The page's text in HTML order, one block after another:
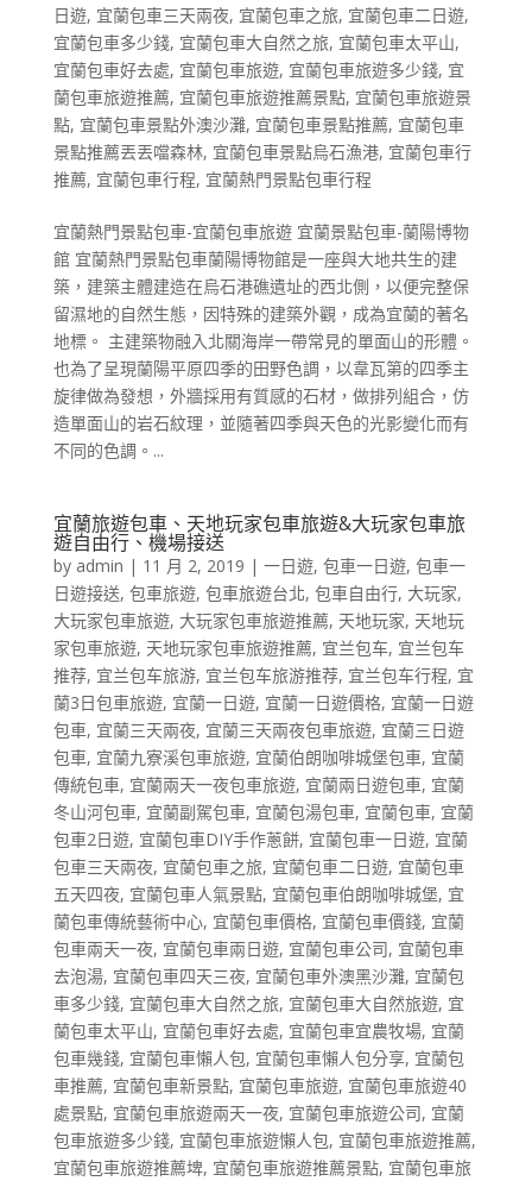
日遊, 宜蘭包車三天兩夜, 宜蘭包車之旅, 宜蘭包車二日遊,
宜蘭包車多少錢, 宜蘭包車大自然之旅, 宜蘭包車太平山,
宜蘭包車好去處, 宜蘭包車旅遊, 宜蘭包車旅遊多少錢, 宜
蘭包車旅遊推薦, 宜蘭包車旅遊推薦景點, 宜蘭包車旅遊景
點, 宜蘭包車景點外澳沙灘, 宜蘭包車景點推薦, 宜蘭包車
景點推薦丟丟噹森林, 宜蘭包車景點烏石漁港, 宜蘭包車行
推薦, 宜蘭包車行程, 宜蘭熱門景點包車行程
宜蘭熱門景點包車-宜蘭包車旅遊 宜蘭景點包車-蘭陽博物
館 宜蘭熱門景點包車蘭陽博物館是一座與大地共生的建
築，建築主體建造在烏石港礁遺址的西北側，以便完整保
留濕地的自然生態，因特殊的建築外觀，成為宜蘭的著名
地標。 主建築物融入北關海岸一帶常見的單面山的形體。
也為了呈現蘭陽平原四季的田野色調，以韋瓦第的四季主
旋律做為發想，外牆採用有質感的石材，做排列組合，仿
造單面山的岩石紋理，並隨著四季與天色的光影變化而有
不同的色調。...
宜蘭旅遊包車、天地玩家包車旅遊&大玩家包車旅
遊自由行、機場接送
by admin | 11 月 2, 2019 | 一日遊, 包車一日遊, 包車一
日遊接送, 包車旅遊, 包車旅遊台北, 包車自由行, 大玩家,
大玩家包車旅遊, 大玩家包車旅遊推薦, 天地玩家, 天地玩
家包車旅遊, 天地玩家包車旅遊推薦, 宜兰包车, 宜兰包车
推荐, 宜兰包车旅游, 宜兰包车旅游推荐, 宜兰包车行程, 宜
蘭3日包車旅遊, 宜蘭一日遊, 宜蘭一日遊價格, 宜蘭一日遊
包車, 宜蘭三天兩夜, 宜蘭三天兩夜包車旅遊, 宜蘭三日遊
包車, 宜蘭九寮溪包車旅遊, 宜蘭伯朗咖啡城堡包車, 宜蘭
傳統包車, 宜蘭兩天一夜包車旅遊, 宜蘭兩日遊包車, 宜蘭
冬山河包車, 宜蘭副駕包車, 宜蘭包湯包車, 宜蘭包車, 宜蘭
包車2日遊, 宜蘭包車DIY手作蔥餅, 宜蘭包車一日遊, 宜蘭
包車三天兩夜, 宜蘭包車之旅, 宜蘭包車二日遊, 宜蘭包車
五天四夜, 宜蘭包車人氣景點, 宜蘭包車伯朗咖啡城堡, 宜
蘭包車傳統藝術中心, 宜蘭包車價格, 宜蘭包車價錢, 宜蘭
包車兩天一夜, 宜蘭包車兩日遊, 宜蘭包車公司, 宜蘭包車
去泡湯, 宜蘭包車四天三夜, 宜蘭包車外澳黑沙灘, 宜蘭包
車多少錢, 宜蘭包車大自然之旅, 宜蘭包車大自然旅遊, 宜
蘭包車太平山, 宜蘭包車好去處, 宜蘭包車宜農牧場, 宜蘭
包車幾錢, 宜蘭包車懶人包, 宜蘭包車懶人包分享, 宜蘭包
車推薦, 宜蘭包車新景點, 宜蘭包車旅遊, 宜蘭包車旅遊40
處景點, 宜蘭包車旅遊兩天一夜, 宜蘭包車旅遊公司, 宜蘭
包車旅遊多少錢, 宜蘭包車旅遊懶人包, 宜蘭包車旅遊推薦,
宜蘭包車旅遊推薦埤, 宜蘭包車旅遊推薦景點, 宜蘭包車旅